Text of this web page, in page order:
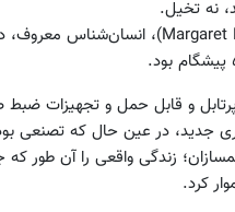
نه تخیل.
جدید، در عین حال که تصنعی
زندگی واقعی را آن طور که
کرد.